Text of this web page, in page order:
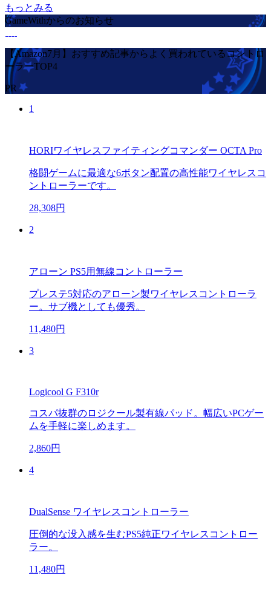
もっとみる
GameWithからのお知らせ
【Amazon7月】おすすめ記事からよく買われているコントロ
ーラーTOP4
PR
1
HORIワイヤレスファイティングコマンダー OCTA Pro
格闘ゲームに最適な6ボタン配置の高性能ワイヤレスコ
ントローラーです。
28,308円
2
アローン PS5用無線コントローラー
プレステ5対応のアローン製ワイヤレスコントローラ
ー。サブ機としても優秀。
11,480円
3
Logicool G F310r
コスパ抜群のロジクール製有線パッド。幅広いPCゲー
ムを手軽に楽しめます。
2,860円
4
DualSense ワイヤレスコントローラー
圧倒的な没入感を生むPS5純正ワイヤレスコントロー
ラー。
11,480円